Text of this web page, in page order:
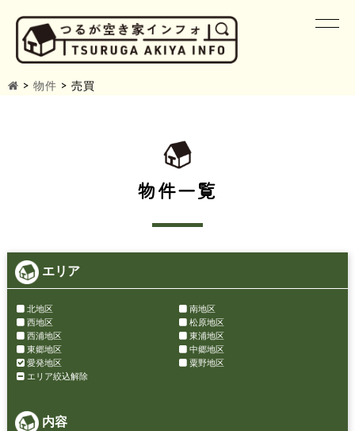
> 物件 > 売買
物件一覧
エリア
北地区
南地区
西地区
松原地区
西浦地区
東浦地区
東郷地区
中郷地区
愛発地区
粟野地区
エリア絞込解除
内容